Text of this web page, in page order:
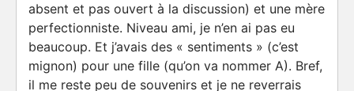
absent et pas ouvert à la discussion) et une mère
perfectionniste. Niveau ami, je n’en ai pas eu
beaucoup. Et j’avais des « sentiments » (c’est
mignon) pour une fille (qu’on va nommer A). Bref,
il me reste peu de souvenirs et je ne reverrais